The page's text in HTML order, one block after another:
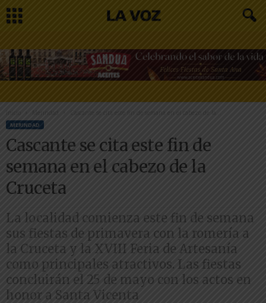
Inicio Cascante se cita este fin de semana en el cabezo de la...
MERINDAD
Cascante se cita este fin de
semana en el cabezo de la
Cruceta
La localidad comienza este fin de semana
sus fiestas de primavera con la romería a
la Cruceta y la XVIII Feria de Artesanía
como principales atractivos. Las fiestas
concluirán el 25 de mayo con los actos en
honor a Santa Vicenta